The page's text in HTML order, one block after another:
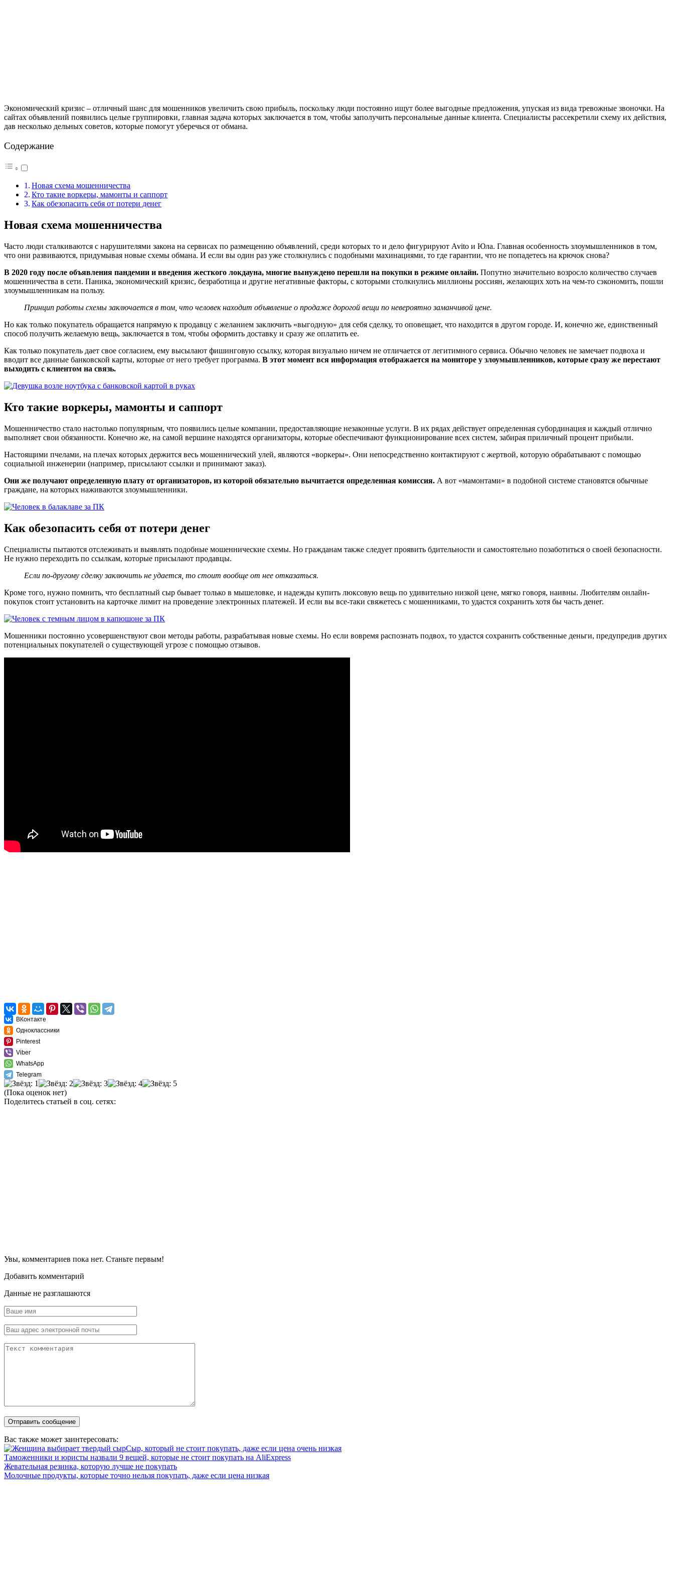
Экономический кризис – отличный шанс для мошенников увеличить свою прибыль, поскольку люди постоянно ищут более выгодные предложения, упуская из вида тревожные звоночки. На
сайтах объявлений появились целые группировки, главная задача которых заключается в том, чтобы заполучить персональные данные клиента. Специалисты рассекретили схему их действия,
дав несколько дельных советов, которые помогут уберечься от обмана.
Содержание
Новая схема мошенничества
Кто такие воркеры, мамонты и саппорт
Как обезопасить себя от потери денег
Новая схема мошенничества
Часто люди сталкиваются с нарушителями закона на сервисах по размещению объявлений, среди которых то и дело фигурируют Avito и Юла. Главная особенность злоумышленников в том,
что они развиваются, придумывая новые схемы обмана. И если вы один раз уже столкнулись с подобными махинациями, то где гарантии, что не попадетесь на крючок снова?
В 2020 году после объявления пандемии и введения жесткого локдауна, многие вынуждено перешли на покупки в режиме онлайн. Попутно значительно возросло количество случаев
мошенничества в сети. Паника, экономический кризис, безработица и другие негативные факторы, с которыми столкнулись миллионы россиян, желающих хоть на чем-то сэкономить, пошли
злоумышленникам на пользу.
Принцип работы схемы заключается в том, что человек находит объявление о продаже дорогой вещи по невероятно заманчивой цене.
Но как только покупатель обращается напрямую к продавцу с желанием заключить «выгодную» для себя сделку, то оповещает, что находится в другом городе. И, конечно же, единственный
способ получить желаемую вещь, заключается в том, чтобы оформить доставку и сразу же оплатить ее.
Как только покупатель дает свое согласием, ему высылают фишинговую ссылку, которая визуально ничем не отличается от легитимного сервиса. Обычно человек не замечает подвоха и
вводит все данные банковской карты, которые от него требует программа. В этот момент вся информация отображается на мониторе у злоумышленников, которые сразу же перестают
выходить с клиентом на связь.
Кто такие воркеры, мамонты и саппорт
Мошенничество стало настолько популярным, что появились целые компании, предоставляющие незаконные услуги. В их рядах действует определенная субординация и каждый отлично
выполняет свои обязанности. Конечно же, на самой вершине находятся организаторы, которые обеспечивают функционирование всех систем, забирая приличный процент прибыли.
Настоящими пчелами, на плечах которых держится весь мошеннический улей, являются «воркеры». Они непосредственно контактируют с жертвой, которую обрабатывают с помощью
социальной инженерии (например, присылают ссылки и принимают заказ).
Они же получают определенную плату от организаторов, из которой обязательно вычитается определенная комиссия. А вот «мамонтами» в подобной системе становятся обычные
граждане, на которых наживаются злоумышленники.
Как обезопасить себя от потери денег
Специалисты пытаются отслеживать и выявлять подобные мошеннические схемы. Но гражданам также следует проявить бдительности и самостоятельно позаботиться о своей безопасности.
Не нужно переходить по ссылкам, которые присылают продавцы.
Если по-другому сделку заключить не удается, то стоит вообще от нее отказаться.
Кроме того, нужно помнить, что бесплатный сыр бывает только в мышеловке, и надежды купить люксовую вещь по удивительно низкой цене, мягко говоря, наивны. Любителям онлайн-
покупок стоит установить на карточке лимит на проведение электронных платежей. И если вы все-таки свяжетесь с мошенниками, то удастся сохранить хотя бы часть денег.
Мошенники постоянно усовершенствуют свои методы работы, разрабатывая новые схемы. Но если вовремя распознать подвох, то удастся сохранить собственные деньги, предупредив других
потенциальных покупателей о существующей угрозе с помощью отзывов.
ВКонтакте
Одноклассники
Pinterest
Viber
WhatsApp
Telegram
(Пока оценок нет)
Поделитесь статьей в соц. сетях:
Увы, комментариев пока нет. Станьте первым!
Добавить комментарий
Данные не разглашаются
Вас также может заинтересовать:
Сыр, который не стоит покупать, даже если цена очень низкая
Таможенники и юристы назвали 9 вещей, которые не стоит покупать на AliExpress
Жевательная резинка, которую лучше не покупать
Молочные продукты, которые точно нельзя покупать, даже если цена низкая